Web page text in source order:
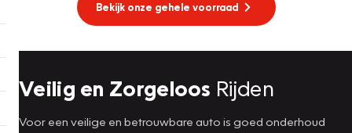
Bekijk onze gehele voorraad
Veilig en Zorgeloos Rijden
Voor een veilige en betrouwbare auto is goed onderhoud